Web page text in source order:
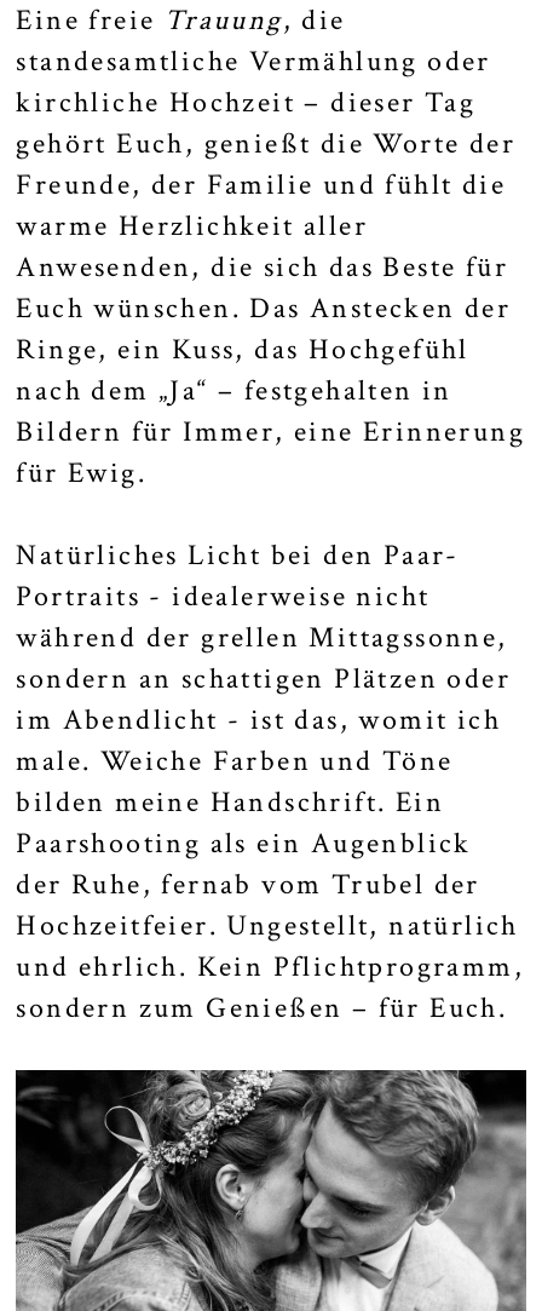
Eine freie Trauung, die
standesamtliche Vermählung oder
kirchliche Hochzeit – dieser Tag
gehört Euch, genießt die Worte der
Freunde, der Familie und fühlt die
warme Herzlichkeit aller
Anwesenden, die sich das Beste für
Euch wünschen. Das Anstecken der
Ringe, ein Kuss, das Hochgefühl
nach dem „Ja“ – festgehalten in
Bildern für Immer, eine Erinnerung
für Ewig.
Natürliches Licht bei den Paar-
Portraits - idealerweise nicht
während der grellen Mittagssonne,
sondern an schattigen Plätzen oder
im Abendlicht - ist das, womit ich
male. Weiche Farben und Töne
bilden meine Handschrift. Ein
Paarshooting als ein Augenblick
der Ruhe, fernab vom Trubel der
Hochzeitfeier. Ungestellt, natürlich
und ehrlich. Kein Pflichtprogramm,
sondern zum Genießen – für Euch.